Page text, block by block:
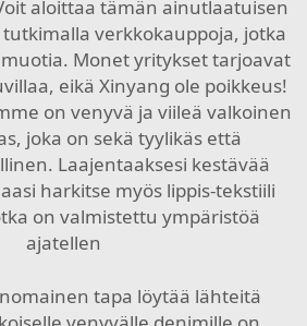
aloittaa tämän ainutlaatuisen
verkkokauppoja, jotka
Monet yritykset tarjoavat
eikä Xinyang ole poikkeus!
on venyvä ja viileä valkoinen
joka on sekä tyylikäs että
Laajentaaksesi kestävää
harkitse myös lippis-tekstiili
on valmistettu ympäristöä
ajatellen
tapa löytää lähteitä